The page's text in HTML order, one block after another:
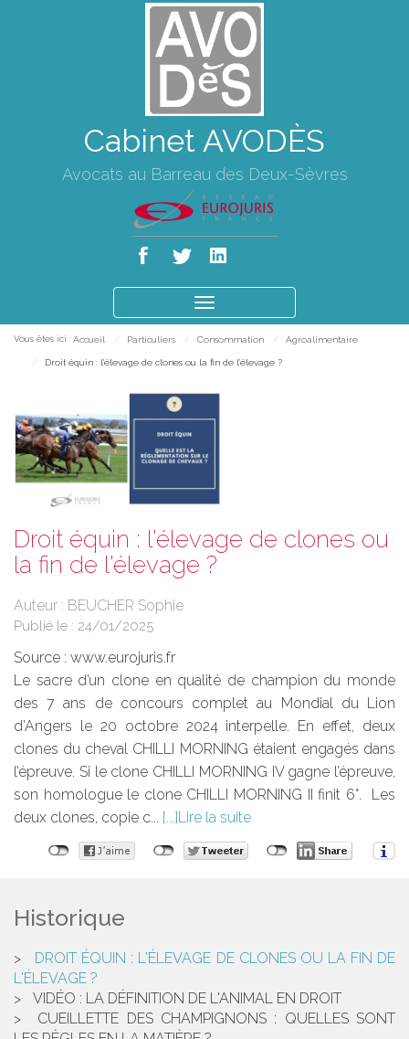
Cabinet AVODÈS
Avocats au Barreau des Deux-Sèvres
le
Vous êtes ici : Accueil Particuliers Consommation Agroalimentaire
Droit équin : l'élevage de clones ou la fin de l'élevage ?
Droit équin : l'élevage de clones ou
la fin de l'élevage ?
Auteur : BEUCHER Sophie
Publié le : 24/01/2025
Source : www.eurojuris.fr
Le sacre d’un clone en qualité de champion du monde
des 7 ans de concours complet au Mondial du Lion
d’Angers le 20 octobre 2024 interpelle. En effet, deux
clones du cheval CHILLI MORNING étaient engagés dans
l’épreuve. Si le clone CHILLI MORNING IV gagne l’épreuve,
son homologue le clone CHILLI MORNING II finit 6°. Les
deux clones, copie c...
Lire la suite
Historique
DROIT ÉQUIN : L'ÉLEVAGE DE CLONES OU LA FIN DE
L'ÉLEVAGE ?
VIDÉO : LA DÉFINITION DE L'ANIMAL EN DROIT
CUEILLETTE DES CHAMPIGNONS : QUELLES SONT